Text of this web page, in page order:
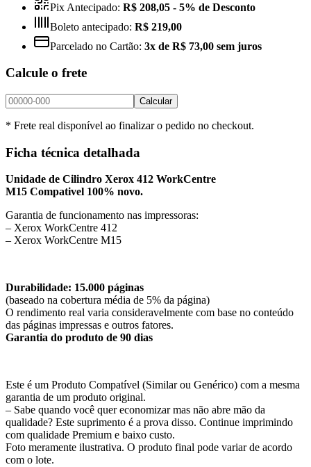
Pix Antecipado: R$ 208,05 - 5% de Desconto
Boleto antecipado: R$ 219,00
Parcelado no Cartão: 3x de R$ 73,00 sem juros
Calcule o frete
Calcular
* Frete real disponível ao finalizar o pedido no checkout.
Ficha técnica detalhada
Unidade de Cilindro Xerox 412 WorkCentre
M15 Compativel 100% novo.
Garantia de funcionamento nas impressoras:
– Xerox WorkCentre 412
– Xerox WorkCentre M15
Durabilidade: 15.000 páginas
(baseado na cobertura média de 5% da página)
O rendimento real varia consideravelmente com base no conteúdo
das páginas impressas e outros fatores.
Garantia do produto de 90 dias
Este é um Produto Compatível (Similar ou Genérico) com a mesma
garantia de um produto original.
– Sabe quando você quer economizar mas não abre mão da
qualidade? Este suprimento é a prova disso. Continue imprimindo
com qualidade Premium e baixo custo.
Foto meramente ilustrativa. O produto final pode variar de acordo
com o lote.